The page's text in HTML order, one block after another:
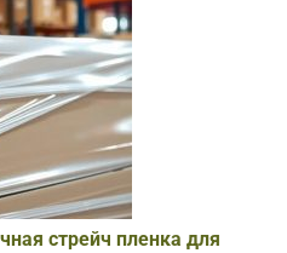
стрейч пленка для